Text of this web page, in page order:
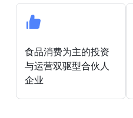
食品消费为主的投资
与运营双驱型合伙人
企业